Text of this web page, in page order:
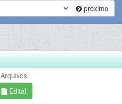
próximo
Arquivos
Edital